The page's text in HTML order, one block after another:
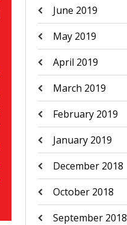
June 2019
May 2019
April 2019
March 2019
February 2019
January 2019
December 2018
October 2018
September 2018